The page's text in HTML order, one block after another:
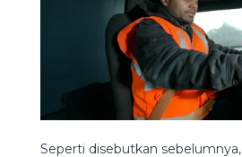
Seperti disebutkan sebelumnya,